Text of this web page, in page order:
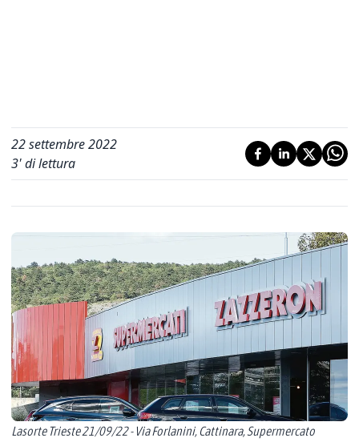
22 settembre 2022
3' di lettura
Lasorte Trieste 21/09/22 - Via Forlanini, Cattinara, Supermercato